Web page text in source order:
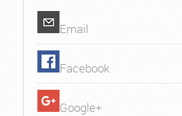
Email
Facebook
Google+